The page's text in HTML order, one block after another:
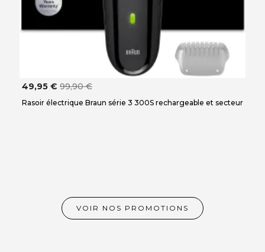
49,95 € 99,90 €
Rasoir électrique Braun série 3 300S rechargeable et secteur
VOIR NOS PROMOTIONS